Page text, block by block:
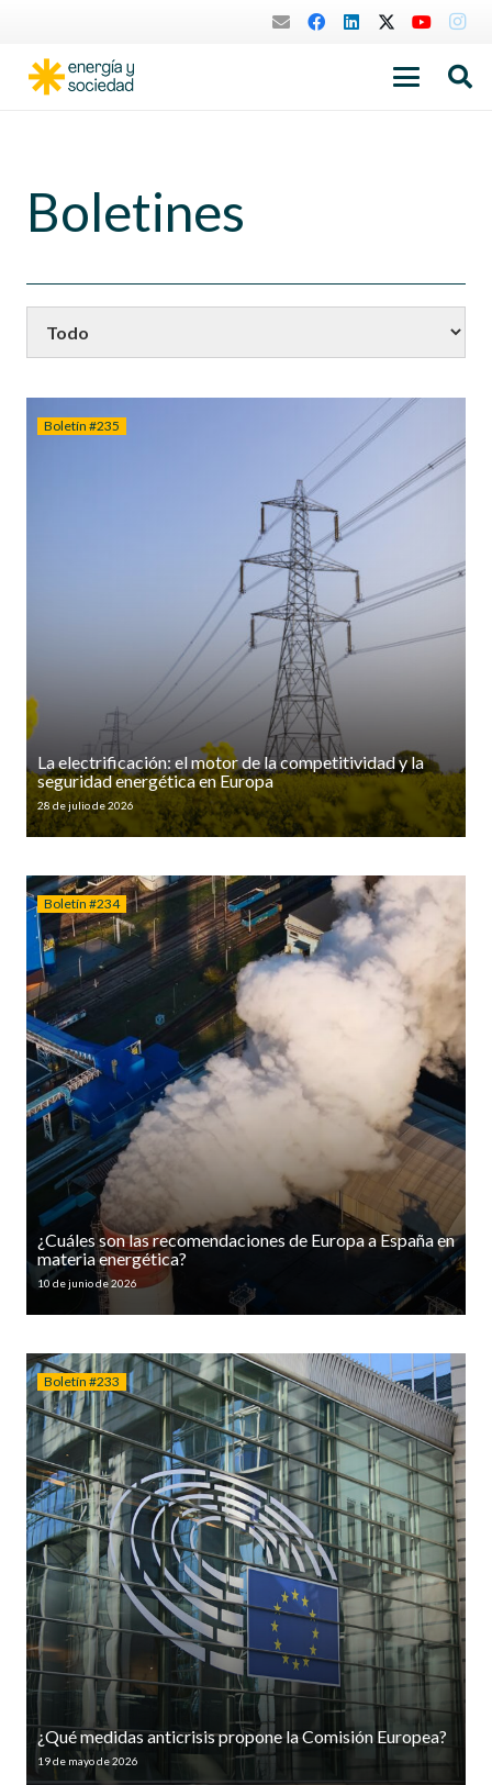
Boletines
Boletín #235
La electrificación: el motor de la competitividad y la
seguridad energética en Europa
28 de julio de 2026
Boletín #234
¿Cuáles son las recomendaciones de Europa a España en
materia energética?
10 de junio de 2026
Boletín #233
¿Qué medidas anticrisis propone la Comisión Europea?
19 de mayo de 2026